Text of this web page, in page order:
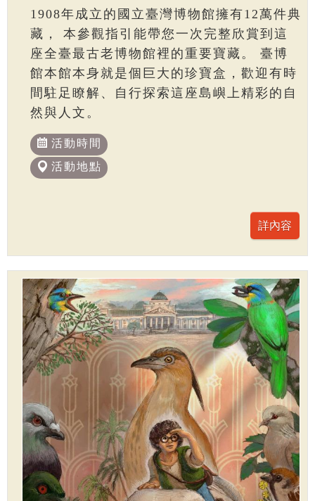
1908年成立的國立臺灣博物館擁有12萬件典
藏， 本參觀指引能帶您一次完整欣賞到這
座全臺最古老博物館裡的重要寶藏。 臺博
館本館本身就是個巨大的珍寶盒，歡迎有時
間駐足瞭解、自行探索這座島嶼上精彩的自
然與人文。
活動時間
活動地點